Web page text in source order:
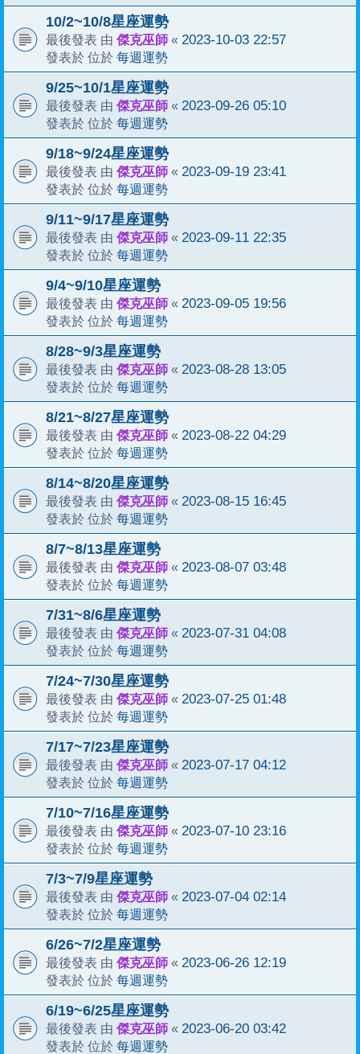
10/2~10/8星座運勢
最後發表 由 傑克巫師 « 2023-10-03 22:57
發表於 位於 每週運勢
9/25~10/1星座運勢
最後發表 由 傑克巫師 « 2023-09-26 05:10
發表於 位於 每週運勢
9/18~9/24星座運勢
最後發表 由 傑克巫師 « 2023-09-19 23:41
發表於 位於 每週運勢
9/11~9/17星座運勢
最後發表 由 傑克巫師 « 2023-09-11 22:35
發表於 位於 每週運勢
9/4~9/10星座運勢
最後發表 由 傑克巫師 « 2023-09-05 19:56
發表於 位於 每週運勢
8/28~9/3星座運勢
最後發表 由 傑克巫師 « 2023-08-28 13:05
發表於 位於 每週運勢
8/21~8/27星座運勢
最後發表 由 傑克巫師 « 2023-08-22 04:29
發表於 位於 每週運勢
8/14~8/20星座運勢
最後發表 由 傑克巫師 « 2023-08-15 16:45
發表於 位於 每週運勢
8/7~8/13星座運勢
最後發表 由 傑克巫師 « 2023-08-07 03:48
發表於 位於 每週運勢
7/31~8/6星座運勢
最後發表 由 傑克巫師 « 2023-07-31 04:08
發表於 位於 每週運勢
7/24~7/30星座運勢
最後發表 由 傑克巫師 « 2023-07-25 01:48
發表於 位於 每週運勢
7/17~7/23星座運勢
最後發表 由 傑克巫師 « 2023-07-17 04:12
發表於 位於 每週運勢
7/10~7/16星座運勢
最後發表 由 傑克巫師 « 2023-07-10 23:16
發表於 位於 每週運勢
7/3~7/9星座運勢
最後發表 由 傑克巫師 « 2023-07-04 02:14
發表於 位於 每週運勢
6/26~7/2星座運勢
最後發表 由 傑克巫師 « 2023-06-26 12:19
發表於 位於 每週運勢
6/19~6/25星座運勢
最後發表 由 傑克巫師 « 2023-06-20 03:42
發表於 位於 每週運勢